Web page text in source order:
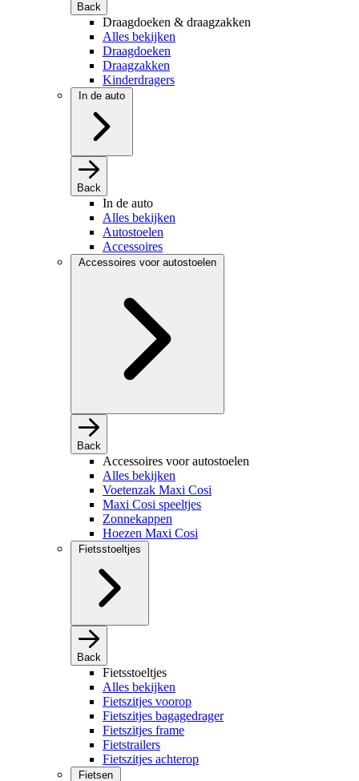
Back
Draagdoeken & draagzakken
Alles bekijken
Draagdoeken
Draagzakken
Kinderdragers
In de auto
Back
In de auto
Alles bekijken
Autostoelen
Accessoires
Accessoires voor autostoelen
Back
Accessoires voor autostoelen
Alles bekijken
Voetenzak Maxi Cosi
Maxi Cosi speeltjes
Zonnekappen
Hoezen Maxi Cosi
Fietsstoeltjes
Back
Fietsstoeltjes
Alles bekijken
Fietszitjes voorop
Fietszitjes bagagedrager
Fietszitjes frame
Fietstrailers
Fietszitjes achterop
Fietsen